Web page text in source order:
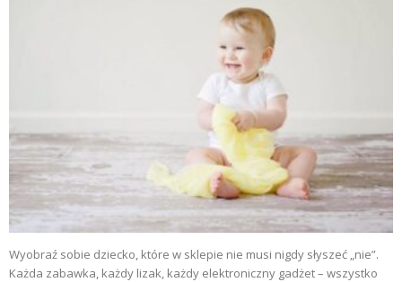
Wyobraź sobie dziecko, które w sklepie nie musi nigdy słyszeć „nie”.
Każda zabawka, każdy lizak, każdy elektroniczny gadżet – wszystko